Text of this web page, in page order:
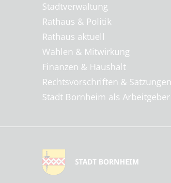
Stadtverwaltung
Rathaus & Politik
Rathaus aktuell
Wahlen & Mitwirkung
Finanzen & Haushalt
Rechtsvorschriften & Satzungen
Stadt Bornheim als Arbeitgeber